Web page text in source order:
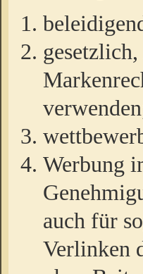
Werbung
auch für
Verlinken